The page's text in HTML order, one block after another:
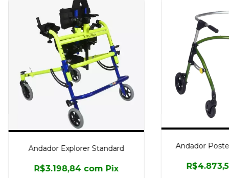
Andador Explorer Standard
R$3.198,84 com Pix
Andador